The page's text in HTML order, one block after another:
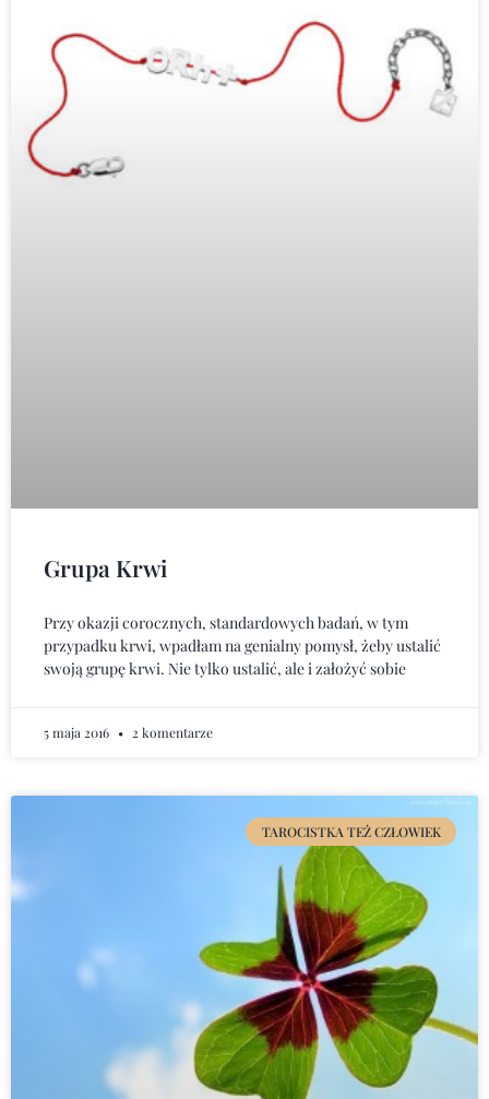
Grupa Krwi
Przy okazji corocznych, standardowych badań, w tym
przypadku krwi, wpadłam na genialny pomysł, żeby ustalić
swoją grupę krwi. Nie tylko ustalić, ale i założyć sobie
5 maja 2016 2 komentarze
TAROCISTKA TEŻ CZŁOWIEK